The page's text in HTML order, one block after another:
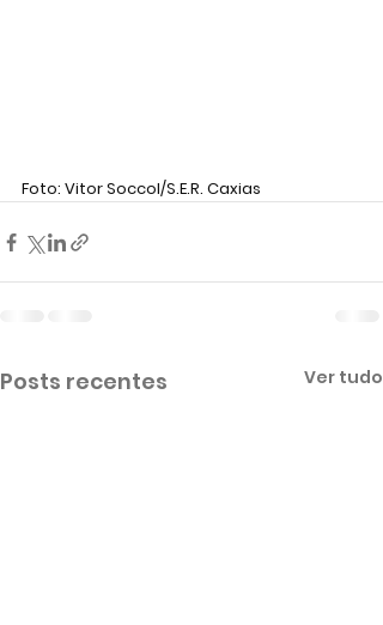
Foto: Vitor Soccol/S.E.R. Caxias
Posts recentes Ver tudo